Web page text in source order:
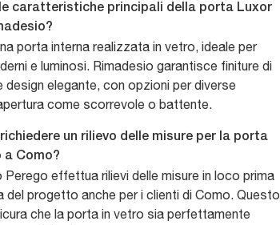
caratteristiche principali della porta Luxor
porta interna realizzata in vetro, ideale per
e luminosi. Rimadesio garantisce finiture di
design elegante, con opzioni per diverse
come scorrevole o battente.
un rilievo delle misure per la porta
a Como?
Perego effettua rilievi delle misure in loco prima
del progetto anche per i clienti di Como. Questo
che la porta in vetro sia perfettamente